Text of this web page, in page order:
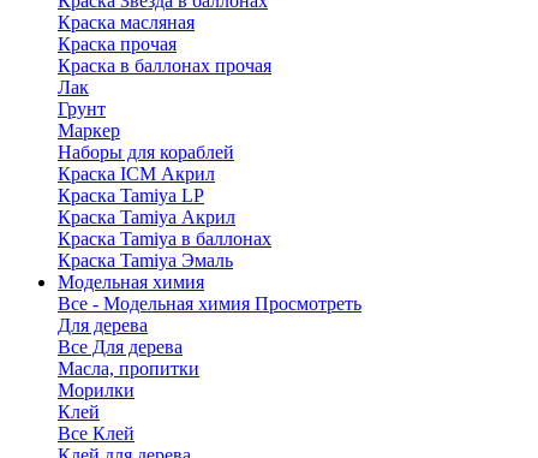
Краска масляная
Краска прочая
Краска в баллонах прочая
Лак
Грунт
Маркер
Наборы для кораблей
Краска ICM Акрил
Краска Tamiya LP
Краска Tamiya Акрил
Краска Tamiya в баллонах
Краска Tamiya Эмаль
Модельная химия
Все - Модельная химия Просмотреть
Для дерева
Все Для дерева
Масла, пропитки
Морилки
Клей
Все Клей